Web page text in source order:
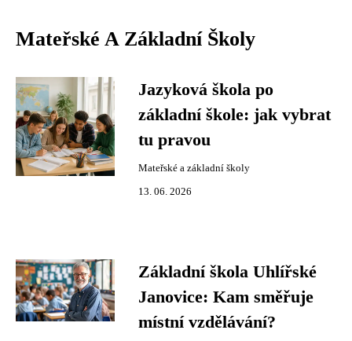
Mateřské A Základní Školy
Jazyková škola po
základní škole: jak vybrat
tu pravou
Mateřské a základní školy
13. 06. 2026
Základní škola Uhlířské
Janovice: Kam směřuje
místní vzdělávání?